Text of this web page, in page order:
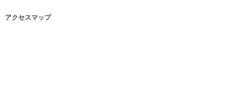
アクセスマップ